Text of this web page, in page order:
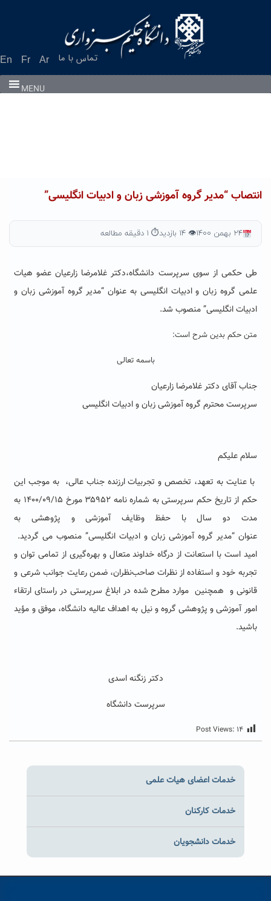
En Fr Ar تماس با ما
MENU
انتصاب “مدیر گروه آموزشی زبان و ادبیات انگلیسی”
۲۴ بهمن ۱۴۰۰ 👁 ۱۴ بازدید ⏱ ۱ دقیقه مطالعه
طی حکمی از سوی سرپرست دانشگاه،دکتر غلامرضا زارعیان عضو هیات
علمی گروه زبان و ادبیات انگلیسی به عنوان “مدیر گروه آموزشی زبان و
ادبیات انگلیسی” منصوب شد.
متن حکم بدین شرح است:
باسمه تعالی
جناب آقای دکتر غلامرضا زارعیان
سرپرست محترم گروه آموزشی زبان و ادبیات انگلیسی
سلام علیکم
با عنایت به تعهد، تخصص و تجربیات ارزنده جناب عالی، به موجب این
حکم از تاریخ حکم سرپرستی به شماره نامه ۳۵۹۵۲ مورخ ۱۴۰۰/۰۹/۱۵ به
مدت دو سال با حفظ وظایف آموزشی و پژوهشی به
عنوان “مدیر گروه آموزشی زبان و ادبیات انگلیسی” منصوب می گردید.
امید است با استعانت از درگاه خداوند متعال و بهره‌گیری از تمامی توان و
تجربه خود و استفاده از نظرات صاحب‌نظران، ضمن رعایت جوانب شرعی و
قانونی و همچنین موارد مطرح شده در ابلاغ سرپرستی در راستای ارتقاء
امور آموزشی و پژوهشی گروه و نیل به اهداف عالیه دانشگاه، موفق و مؤید
باشید.
دکتر زنگنه اسدی
سرپرست دانشگاه
Post Views: ۱۴
خدمات اعضای هیات علمی
خدمات کارکنان
خدمات دانشجویان